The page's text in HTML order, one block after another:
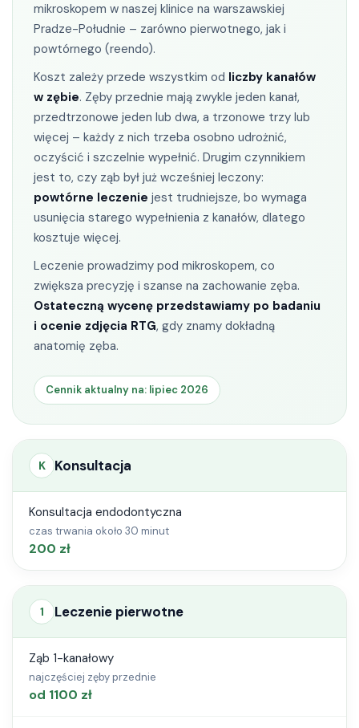
Cennik
Stomatologia
Profilaktyka
Stomatologia zachowawcza
Leczenie endodontyczne pod mikroskopem
Stomatologia dziecięca
Protetyka
Protezy na implantach
Chirurgia
Implantologia
Ortodoncja
Diagnostyka stomatologiczna
Periodontologia
Biżuteria nazębna
Lekarze specjaliści
Kardiolog
Internista
mikroskopem w naszej klinice na warszawskiej
Pradze-Południe – zarówno pierwotnego, jak i
powtórnego (reendo).
Koszt zależy przede wszystkim od liczby kanałów
w zębie. Zęby przednie mają zwykle jeden kanał,
przedtrzonowe jeden lub dwa, a trzonowe trzy lub
więcej – każdy z nich trzeba osobno udrożnić,
oczyścić i szczelnie wypełnić. Drugim czynnikiem
jest to, czy ząb był już wcześniej leczony:
powtórne leczenie jest trudniejsze, bo wymaga
usunięcia starego wypełnienia z kanałów, dlatego
kosztuje więcej.
Leczenie prowadzimy pod mikroskopem, co
zwiększa precyzję i szanse na zachowanie zęba.
Ostateczną wycenę przedstawiamy po badaniu
i ocenie zdjęcia RTG, gdy znamy dokładną
anatomię zęba.
Cennik aktualny na: lipiec 2026
K Konsultacja
Konsultacja endodontyczna
czas trwania około 30 minut
200 zł
1 Leczenie pierwotne
Ząb 1-kanałowy
najczęściej zęby przednie
od 1100 zł